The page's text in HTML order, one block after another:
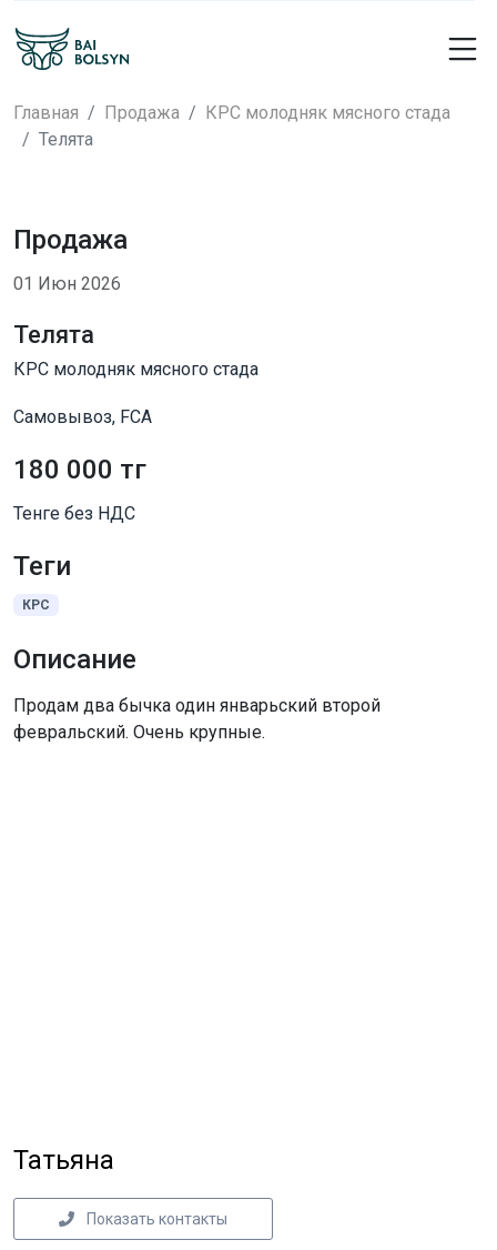
Главная Продажа
КРС молодняк мясного стада
Телята
Продажа
01 Июн 2026
Телята
КРС молодняк мясного стада
Самовывоз, FCA
180 000 тг
Тенге без НДС
Теги
КРС
Описание
Продам два бычка один январьский второй
февральский. Очень крупные.
Татьяна
Показать контакты